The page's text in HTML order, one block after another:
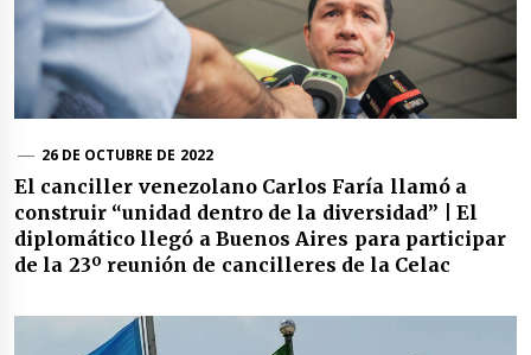
26 DE OCTUBRE DE 2022
El canciller venezolano Carlos Faría llamó a
construir “unidad dentro de la diversidad” | El
diplomático llegó a Buenos Aires para participar
de la 23º reunión de cancilleres de la Celac